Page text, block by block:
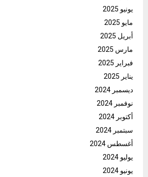
يونيو 2025
مايو 2025
أبريل 2025
مارس 2025
فبراير 2025
يناير 2025
ديسمبر 2024
نوفمبر 2024
أكتوبر 2024
سبتمبر 2024
أغسطس 2024
يوليو 2024
يونيو 2024